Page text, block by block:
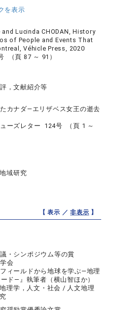
を表示
and Lucinda CHODAN, History
of People and Events That
Véhicle Press, 2020
（頁 87 ～ 91）
，文献紹介等
カナダ―エリザベス女王の逝去
ーズレター 124号 （頁 1 ～
域研究
【 表示 ／非表示 】
・シンポジウム等の賞
会
フィールドから地球を学ぶ―地理
ド―』執筆者（横山智ほか）
理学，人文・社会 / 人文地理